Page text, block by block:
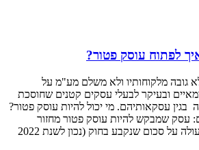
לפתוח עוסק פטור?
גובה מלקוחותיו ולא משלם מע"מ על
ובעיקר לבעלי עסקים קטנים שחוסכת
עסקאותיהם. מי יכול להיות עוסק פטור?
עסק שמבקש להיות עוסק פטור מחזור
עסקאותיו השנתיות אינו עולה על סכום שנקבע בחוק (נכון לשנת 2022